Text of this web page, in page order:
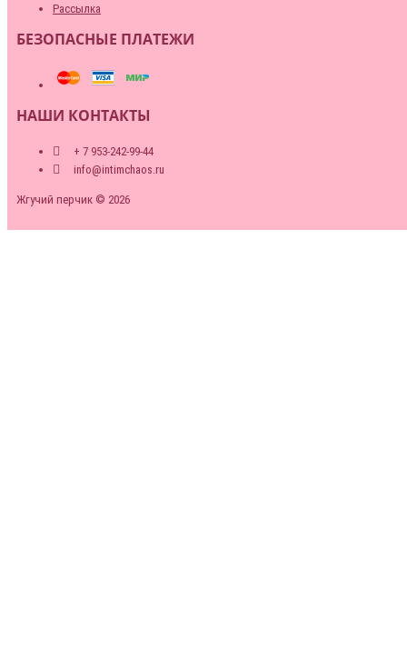
Рассылка
БЕЗОПАСНЫЕ ПЛАТЕЖИ
НАШИ КОНТАКТЫ
+ 7 953-242-99-44
info@intimchaos.ru
Жгучий перчик © 2026